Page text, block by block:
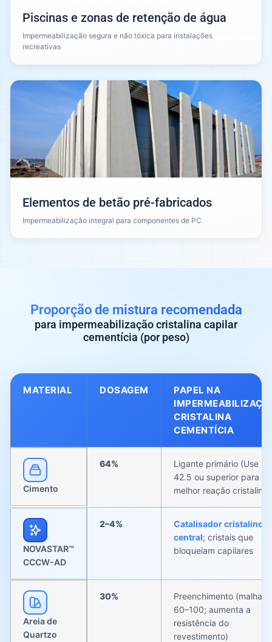
Piscinas e zonas de retenção de água
Impermeabilização segura e não tóxica para instalações
recreativas
Elementos de betão pré-fabricados
Impermeabilização integral para componentes de PC
Proporção de mistura recomendada
para impermeabilização cristalina capilar
cementícia (por peso)
MATERIAL DOSAGEM
PAPEL NA
CRISTALINA
CEMENTÍCIA
Cimento
64%
Ligante primário (Use
42.5 ou superior para
melhor reação cristalina)
NOVASTAR™
CCCW-AD
2–4%
Catalisador cristalino
central; cristais que
bloqueiam capilares
Areia de
Quartzo
30%
Preenchimento (malha
60–100; aumenta a
resistência do
revestimento)